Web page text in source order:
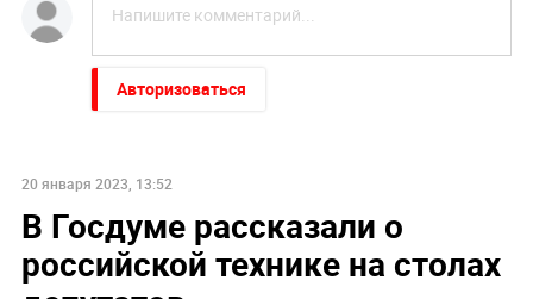
Авторизоваться
20 января 2023, 13:52
В Госдуме рассказали о
российской технике на столах